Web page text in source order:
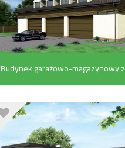
Budynek garażowo-magazynowy z
poddaszem gospodarczym (450.2
m²)